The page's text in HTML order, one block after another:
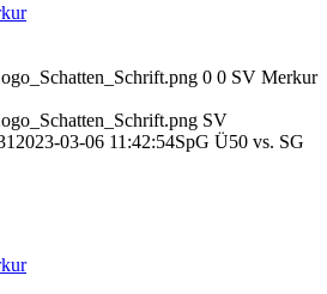
0 0 SV Merkur
SV
2023-03-06 11:42:54SpG Ü50 vs. SG